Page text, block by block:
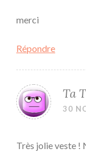
merci
Répondre
Ta
30
Très jolie veste !